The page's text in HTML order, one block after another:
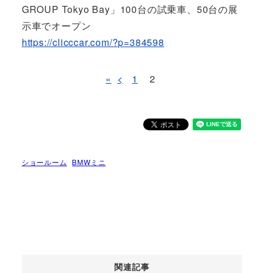
GROUP Tokyo Bay」100台の試乗車、50台の展
示車でオープン
https://clicccar.com/?p=384598
« < 1 2
ショールーム BMWミニ
関連記事